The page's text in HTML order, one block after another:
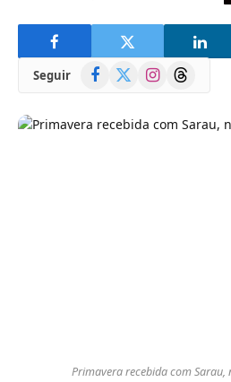
Seguir Facebook
(Twitter)
InstagramThreads
Primavera recebida com Sarau,